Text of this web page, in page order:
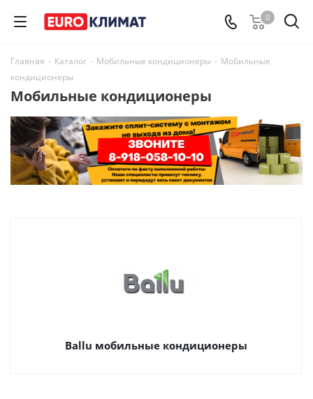
0
Главная - Каталог - Мобильные кондиционеры - Мобильные
кондиционеры
Мобильные кондиционеры
Ballu мобильные кондиционеры